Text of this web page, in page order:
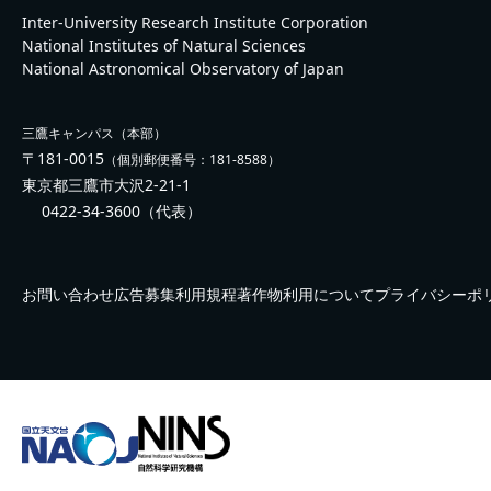
Inter-University Research Institute Corporation
National Institutes of Natural Sciences
National Astronomical Observatory of Japan
三鷹キャンパス（本部）
〒181-0015 （個別郵便番号：181-8588）
東京都三鷹市大沢2-21-1
0422-34-3600 （代表）
お問い合わせ広告募集利用規程著作物利用についてプライバシーポ